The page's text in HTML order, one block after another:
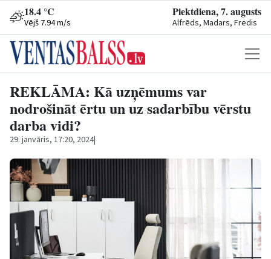
18.4 °C
Vējš 7.94 m/s
Piektdiena, 7. augusts
Alfrēds, Madars, Fredis
REKLĀMA: Kā uzņēmums var
nodrošināt ērtu un uz sadarbību vērstu
darba vidi?
29. janvāris, 17:20, 2024|